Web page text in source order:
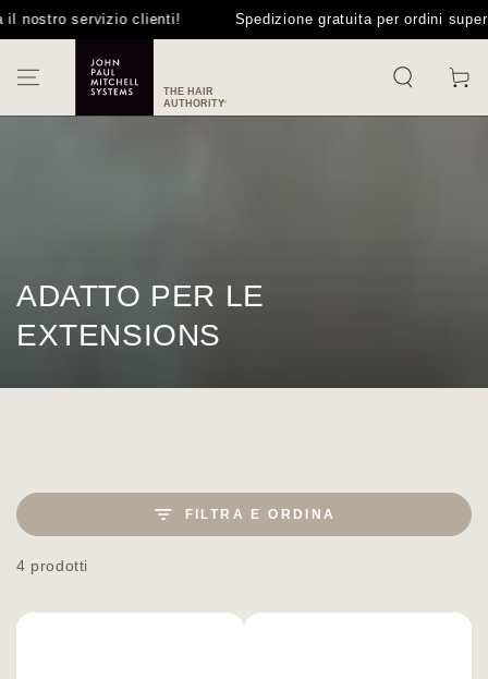
PASSA AL
CONTENUTO
servizio clienti! Spedizione gratuita per ordini superiori
Carello
COLLEZIONE:
ADATTO PER LE
EXTENSIONS
FILTRA E ORDINA
4 prodotti